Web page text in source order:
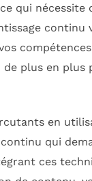
qui nécessite
continu
plus en plus
en
qui
ces